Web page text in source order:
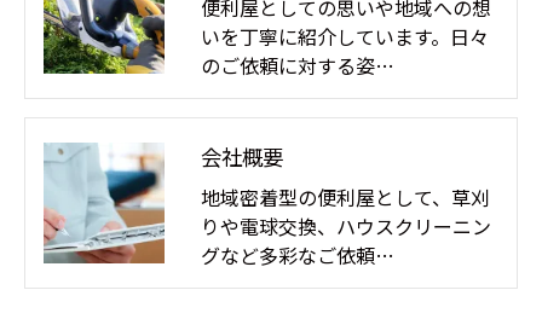
便利屋としての思いや地域への想
いを丁寧に紹介しています。日々
のご依頼に対する姿…
会社概要
地域密着型の便利屋として、草刈
りや電球交換、ハウスクリーニン
グなど多彩なご依頼…